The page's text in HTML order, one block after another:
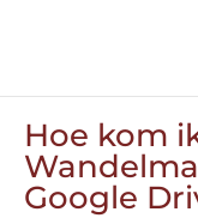
Hoe kom
Google